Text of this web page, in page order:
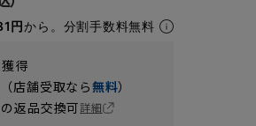
円から。分割手数料無料
獲得
（店舗受取なら無料）
の返品交換可詳細